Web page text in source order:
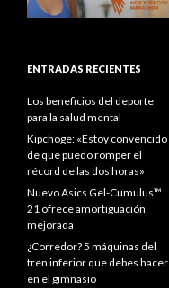
ENTRADAS RECIENTES
Los beneficios del deporte
para la salud mental
Kipchoge: «Estoy convencido
de que puedo romper el
récord de las dos horas»
Nuevo Asics Gel-Cumulus™
21 ofrece amortiguación
mejorada
¿Corredor? 5 máquinas del
tren inferior que debes hacer
en el gimnasio